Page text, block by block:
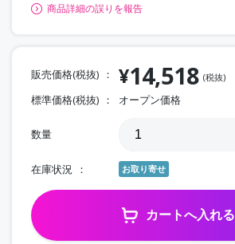
商品詳細の誤りを報告
販売価格(税抜) ¥14,518 (税抜)
標準価格(税抜) オープン価格
数量
在庫状況 お取り寄せ
カートへ入れる